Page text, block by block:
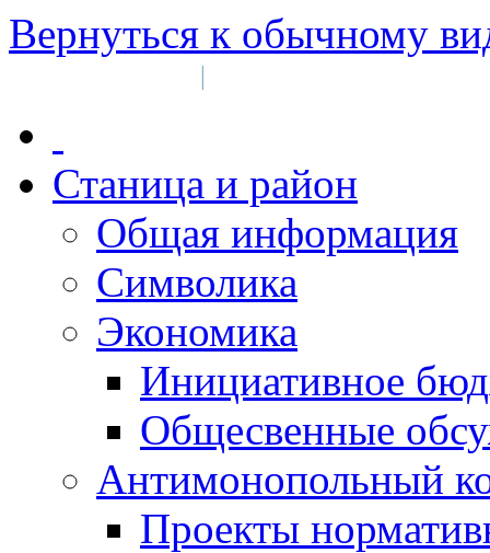
Вернуться к обычному
|
Станица и район
Общая информация
Символика
Экономика
Инициативное
Общесвенные
Антимонопольный
Проекты